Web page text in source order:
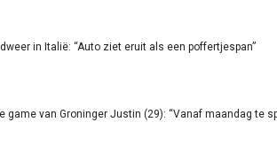
in Italië: “Auto ziet eruit als een poffertjespan”
game van Groninger Justin (29): “Vanaf maandag te